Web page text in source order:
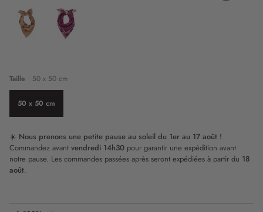
Sweetheart
Rose
Sweetheart
Vert
Taille 50 x 50 cm
50 x 50 cm
☀️ Nous prenons une petite pause au soleil du 1er au 17 août !
Commandez avant vendredi 14h30 pour garantir une expédition avant
notre pause. Les commandes passées après seront expédiées à partir du 18
août.